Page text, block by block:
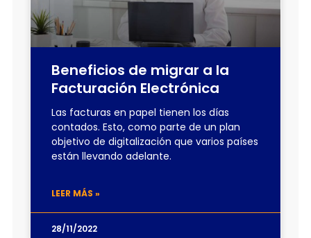
Beneficios de migrar a la
Facturación Electrónica
Las facturas en papel tienen los días
contados. Esto, como parte de un plan
objetivo de digitalización que varios países
están llevando adelante.
LEER MÁS »
28/11/2022